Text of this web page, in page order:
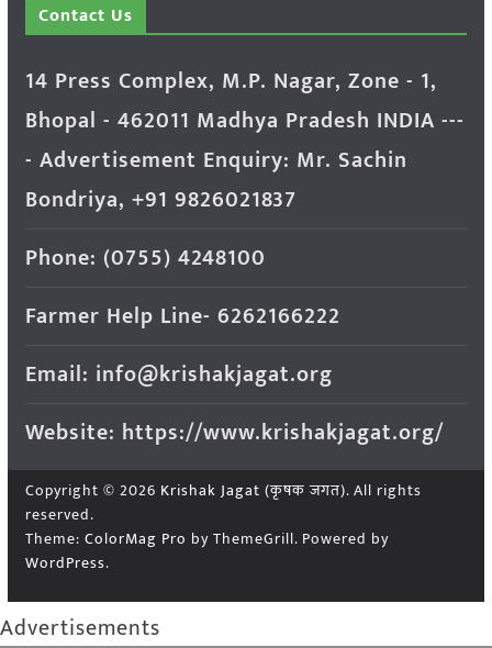
Contact Us
14 Press Complex, M.P. Nagar, Zone - 1,
Bhopal - 462011 Madhya Pradesh INDIA ---
- Advertisement Enquiry: Mr. Sachin
Bondriya, +91 9826021837
Phone: (0755) 4248100
Farmer Help Line- 6262166222
Email: info@krishakjagat.org
Website: https://www.krishakjagat.org/
Copyright © 2026 Krishak Jagat (कृषक जगत). All rights
reserved.
Theme: ColorMag Pro by ThemeGrill. Powered by
WordPress.
Advertisements